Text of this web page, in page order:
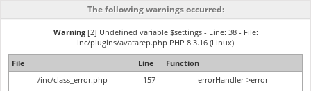
The following warnings occurred:
Warning[2] Undefined variable $settings - Line: 38 - File:
inc/plugins/avatarep.php PHP 8.3.16 (Linux)
File
Line
Function
/inc/class_error.php
157
errorHandler->error